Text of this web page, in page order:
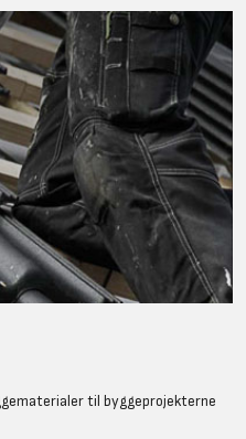
til byggeprojekterne